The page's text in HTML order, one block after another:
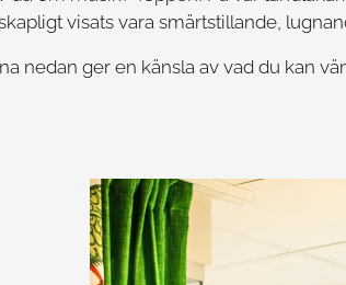
visats vara smärtstillande,
nedan ger en känsla av vad du kan